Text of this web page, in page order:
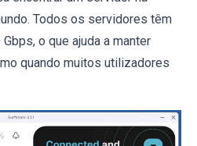
Todos os servidores têm
o que ajuda a manter
quando muitos utilizadores